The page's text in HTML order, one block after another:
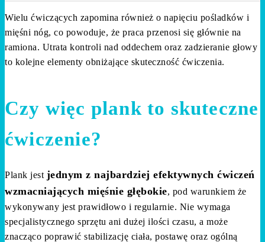
Wielu ćwiczących zapomina również o napięciu pośladków i
mięśni nóg, co powoduje, że praca przenosi się głównie na
ramiona. Utrata kontroli nad oddechem oraz zadzieranie głowy
to kolejne elementy obniżające skuteczność ćwiczenia.
Czy więc plank to skuteczne
ćwiczenie?
Plank jest jednym z najbardziej efektywnych ćwiczeń
wzmacniających mięśnie głębokie, pod warunkiem że
wykonywany jest prawidłowo i regularnie. Nie wymaga
specjalistycznego sprzętu ani dużej ilości czasu, a może
znacząco poprawić stabilizację ciała, postawę oraz ogólną